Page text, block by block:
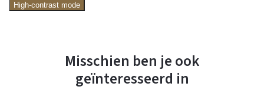
High-contrast mode
Misschien ben je ook
geïnteresseerd in